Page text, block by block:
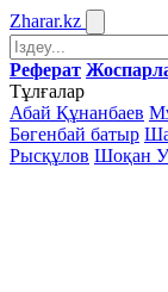
Zharar.kz
Реферат
Тұлғалар
Абай Құнанбаев
Бөгенбай батыр
Рысқұлов Шоқан